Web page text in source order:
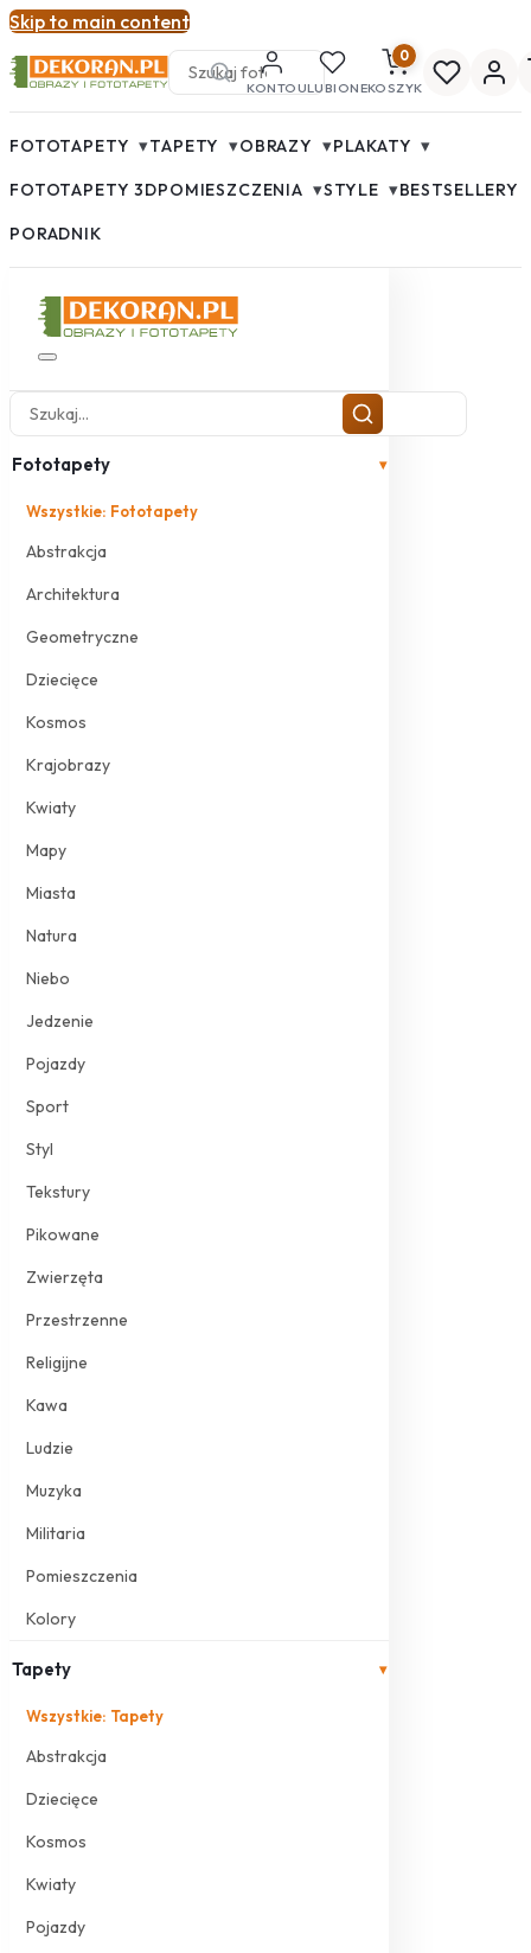
Skip to main content
KONTOULUBIONE
0
KOSZYK
FOTOTAPETY ▾TAPETY ▾OBRAZY ▾PLAKATY ▾
FOTOTAPETY 3DPOMIESZCZENIA ▾STYLE ▾BESTSELLERY
PORADNIK
Fototapety ▾
Wszystkie: Fototapety
Abstrakcja
Architektura
Geometryczne
Dziecięce
Kosmos
Krajobrazy
Kwiaty
Mapy
Miasta
Natura
Niebo
Jedzenie
Pojazdy
Sport
Styl
Tekstury
Pikowane
Zwierzęta
Przestrzenne
Religijne
Kawa
Ludzie
Muzyka
Militaria
Pomieszczenia
Kolory
Tapety ▾
Wszystkie: Tapety
Abstrakcja
Dziecięce
Kosmos
Kwiaty
Pojazdy